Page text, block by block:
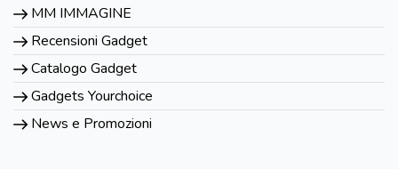
MM IMMAGINE
Recensioni Gadget
Catalogo Gadget
Gadgets Yourchoice
News e Promozioni